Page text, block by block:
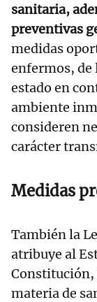
sanitaria,
preventivas
medidas
enfermos, de
estado en
ambiente
consideren
carácter
Medidas
También la
atribuye al
Constitución,
materia de